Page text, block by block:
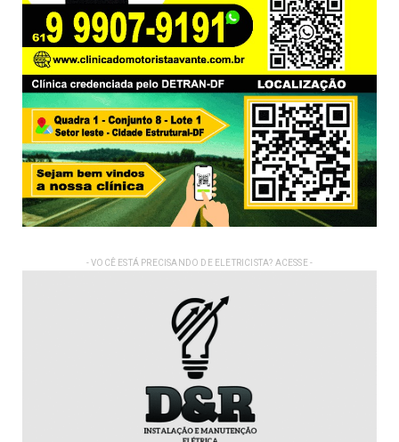
- VOCÊ ESTÁ PRECISANDO DE ELETRICISTA? ACESSE -